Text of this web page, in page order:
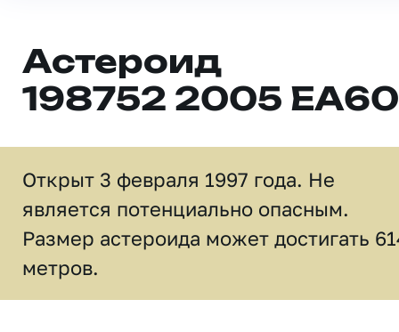
Астероид
198752 2005 EA60
Открыт 3 февраля 1997 года. Не
является потенциально опасным.
Размер астероида может достигать
метров.